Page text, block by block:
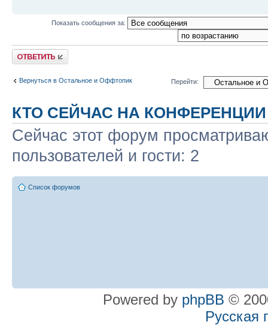
Показать сообщения за:
Ответить
Вернуться в Остальное и Оффтопик Перейти:
КТО СЕЙЧАС НА КОНФЕРЕНЦИИ
Сейчас этот форум
пользователей и гости: 2
Список форумов
Powered by phpBB ©
Русская